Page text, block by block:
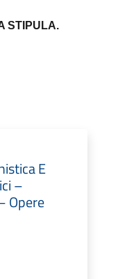
STIPULA.
E
–
Opere